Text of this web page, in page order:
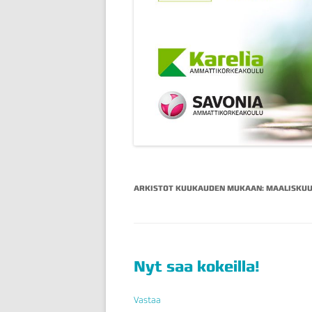
ARKISTOT KUUKAUDEN MUKAAN:
Nyt saa kokeilla!
Vastaa